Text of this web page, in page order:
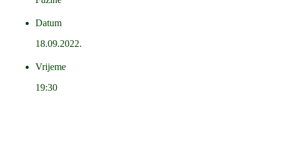
Datum
18.09.2022.
Vrijeme
19:30